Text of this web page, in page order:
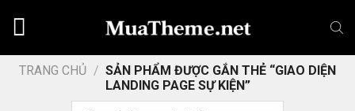
dungTRANG CHỦ / SẢN PHẨM ĐƯỢC GẮN THẺ “GIAO DIỆN
LANDING PAGE SỰ KIỆN”